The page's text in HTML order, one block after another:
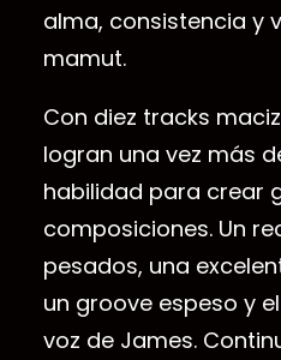
alma, consistencia y
mamut.
Con diez tracks
logran una vez más
habilidad para crear
composiciones. Un
pesados, una
un groove espeso y
voz de James.